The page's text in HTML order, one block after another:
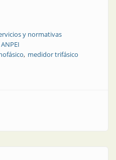
y normativas
ANPEI
medidor trifásico
monofásicos y trifásicos multitarifa